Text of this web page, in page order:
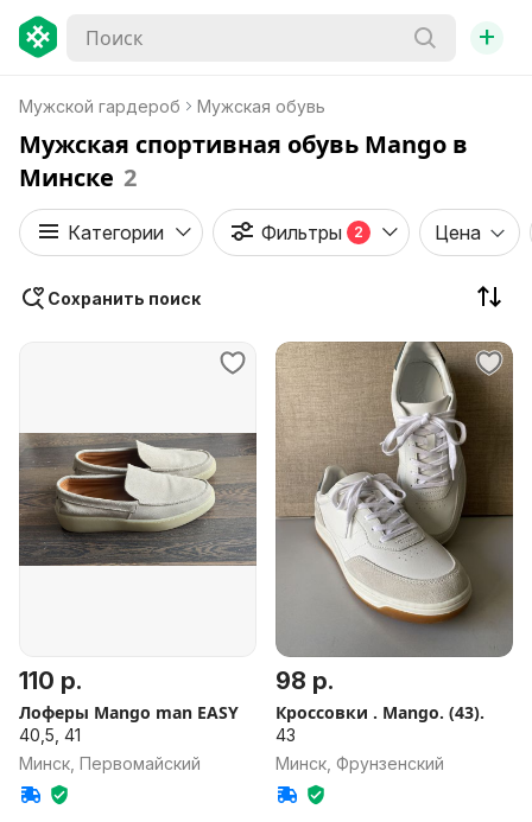
+
Мужской гардероб Мужская обувь
Мужская спортивная обувь Mango в
Минске 2
Категории Фильтры 2 Цена
Сохранить поиск
110 р.
Лоферы Mango man EASY
40,5, 41
Минск, Первомайский
98 р.
Кроссовки . Mango. (43).
43
Минск, Фрунзенский